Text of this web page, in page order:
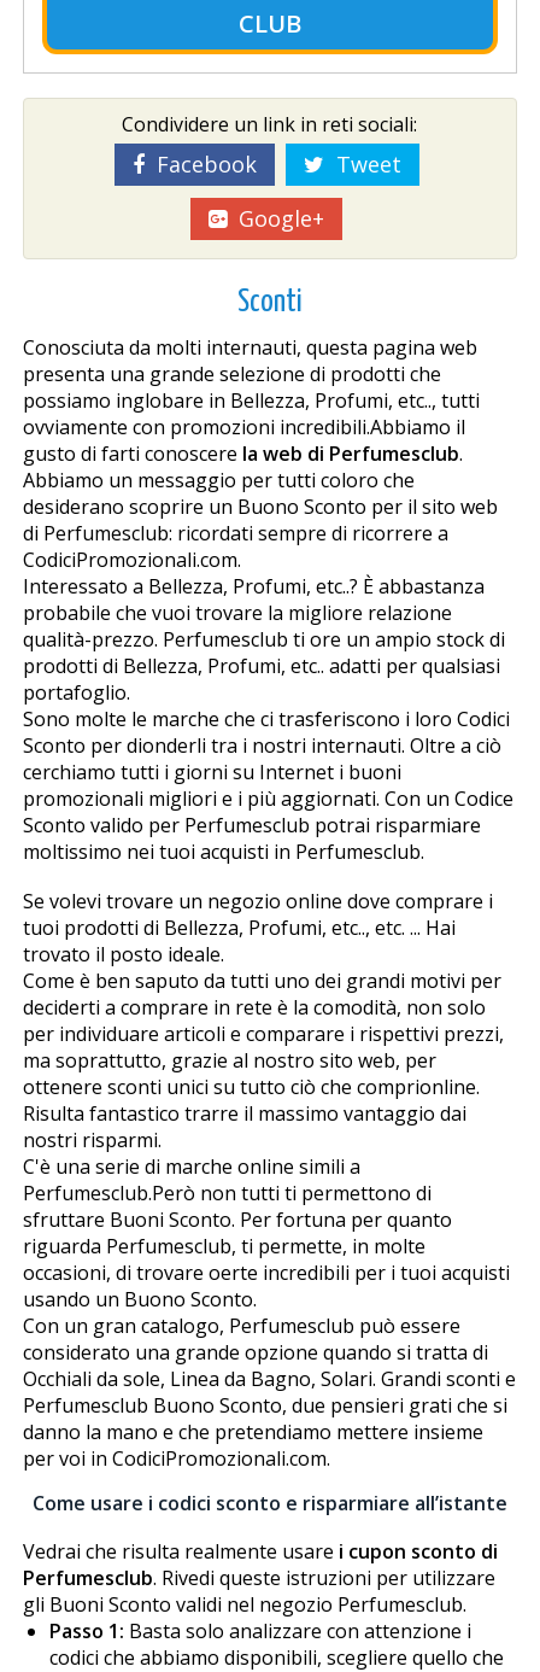
CLUB
Condividere un link in reti sociali:
Facebook
Tweet
Google+
Sconti
Conosciuta da molti internauti, questa pagina web
presenta una grande selezione di prodotti che
possiamo inglobare in Bellezza, Profumi, etc.., tutti
ovviamente con promozioni incredibili.Abbiamo il
gusto di farti conoscere la web di Perfumesclub.
Abbiamo un messaggio per tutti coloro che
desiderano scoprire un Buono Sconto per il sito web
di Perfumesclub: ricordati sempre di ricorrere a
CodiciPromozionali.com.
Interessato a Bellezza, Profumi, etc..? È abbastanza
probabile che vuoi trovare la migliore relazione
qualità-prezzo. Perfumesclub ti offre un ampio stock di
prodotti di Bellezza, Profumi, etc.. adatti per qualsiasi
portafoglio.
Sono molte le marche che ci trasferiscono i loro Codici
Sconto per diffonderli tra i nostri internauti. Oltre a ciò
cerchiamo tutti i giorni su Internet i buoni
promozionali migliori e i più aggiornati. Con un Codice
Sconto valido per Perfumesclub potrai risparmiare
moltissimo nei tuoi acquisti in Perfumesclub.
Se volevi trovare un negozio online dove comprare i
tuoi prodotti di Bellezza, Profumi, etc.., etc. ... Hai
trovato il posto ideale.
Come è ben saputo da tutti uno dei grandi motivi per
deciderti a comprare in rete è la comodità, non solo
per individuare articoli e comparare i rispettivi prezzi,
ma soprattutto, grazie al nostro sito web, per
ottenere sconti unici su tutto ciò che comprionline.
Risulta fantastico trarre il massimo vantaggio dai
nostri risparmi.
C'è una serie di marche online simili a
Perfumesclub.Però non tutti ti permettono di
sfruttare Buoni Sconto. Per fortuna per quanto
riguarda Perfumesclub, ti permette, in molte
occasioni, di trovare offerte incredibili per i tuoi acquisti
usando un Buono Sconto.
Con un gran catalogo, Perfumesclub può essere
considerato una grande opzione quando si tratta di
Occhiali da sole, Linea da Bagno, Solari. Grandi sconti e
Perfumesclub Buono Sconto, due pensieri grati che si
danno la mano e che pretendiamo mettere insieme
per voi in CodiciPromozionali.com.
Come usare i codici sconto e risparmiare all’istante
Vedrai che risulta realmente usare i cupon sconto di
Perfumesclub. Rivedi queste istruzioni per utilizzare
gli Buoni Sconto validi nel negozio Perfumesclub.
Passo 1: Basta solo analizzare con attenzione i
codici che abbiamo disponibili, scegliere quello che